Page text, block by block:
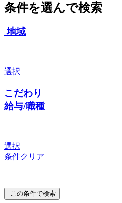
条件を選んで検索
地域
選択
こだわり
給与/職種
選択
条件クリア
この条件で検索